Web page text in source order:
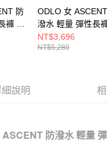
防
褲 登
ODLO 女
潑水 輕量 彈性長褲
山褲 黑
NT$3,696
NT$5,280
說明
防潑水 輕量